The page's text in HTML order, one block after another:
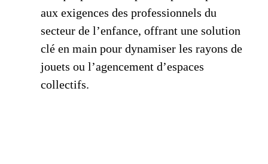
aux exigences des professionnels du
secteur de l’enfance, offrant une solution
clé en main pour dynamiser les rayons de
jouets ou l’agencement d’espaces
collectifs.